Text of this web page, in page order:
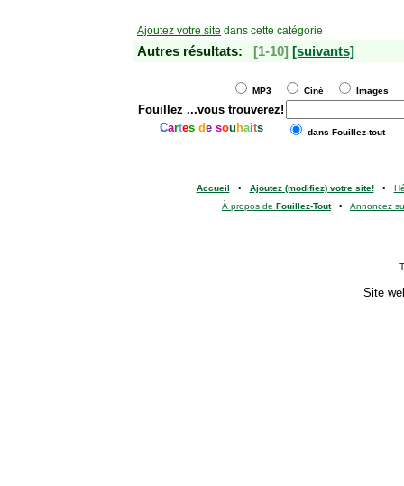
Ajoutez votre site dans cette catégorie
Autres résultats: [1-10] [suivants]
MP3 Ciné Images
Fouillez ...vous trouverez!
Cartes de sou haits dans Fouillez-tout
Accueil • Ajoutez (modifiez) votre site!•
À propos de Fouillez-Tout• Annoncez
Site